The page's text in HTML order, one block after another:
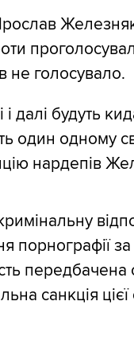
не голосувало.
далі будуть
один одному
нардепів
за
передбачена
санкція цієї